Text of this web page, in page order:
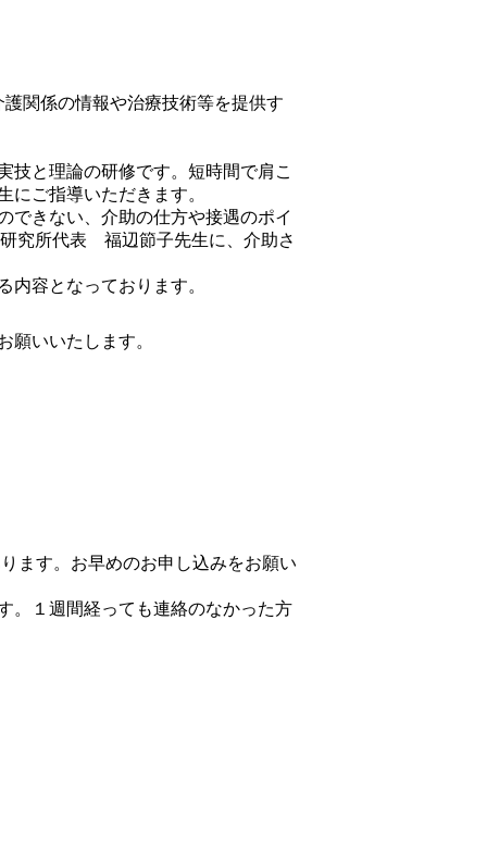
関係の情報や治療技術等を提供す
技と理論の研修です。短時間で肩こ
にご指導いただきます。
できない、介助の仕方や接遇のポイ
究所代表 福辺節子先生に、介助さ
容となっております。
願いいたします。
ます。お早めのお申し込みをお願い
。１週間経っても連絡のなかった方